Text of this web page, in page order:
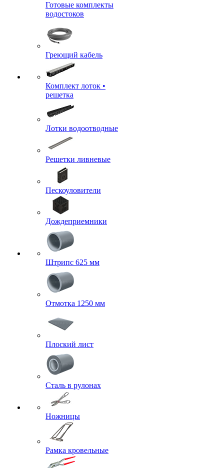
Готовые комплекты
водостоков
Греющий кабель
Комплект лоток •
решетка
Лотки водоотводные
Решетки ливневые
Пескоуловители
Дождеприемники
Штрипс 625 мм
Отмотка 1250 мм
Плоский лист
Сталь в рулонах
Ножницы
Рамка кровельные